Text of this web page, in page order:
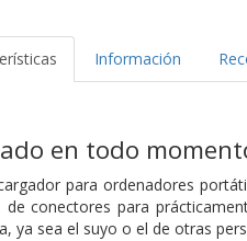
Información
en todo
para ordenadores
de conectores para
ya sea el suyo o el de otras